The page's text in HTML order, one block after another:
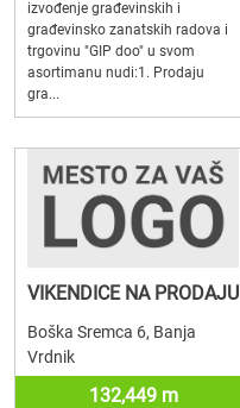
izvođenje građevinskih i
građevinsko zanatskih radova i
trgovinu "GIP doo" u svom
asortimanu nudi:1. Prodaju
gra...
VIKENDICE NA PRODAJU
Boška Sremca 6, Banja
Vrdnik
132,449 m